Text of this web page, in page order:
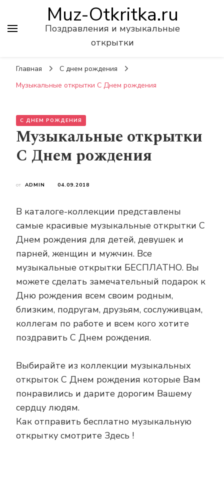
Muz-Otkritka.ru
Поздравления и музыкальные
открытки
Главная
С днем рождения
Музыкальные открытки С Днем рождения
С ДНЕМ РОЖДЕНИЯ
Музыкальные открытки
С Днем рождения
от ADMIN 04.09.2018
В каталоге-коллекции представлены
самые красивые музыкальные открытки С
Днем рождения для детей, девушек и
парней, женщин и мужчин. Все
музыкальные открытки БЕСПЛАТНО. Вы
можете сделать замечательный подарок к
Дню рождения всем своим родным,
близким, подругам, друзьям, сослуживцам,
коллегам по работе и всем кого хотите
поздравить С Днем рождения.
Выбирайте из коллекции музыкальных
открыток С Днем рождения которые Вам
понравились и дарите дорогим Вашему
сердцу людям.
Как отправить бесплатно музыкальную
открытку смотрите Здесь !